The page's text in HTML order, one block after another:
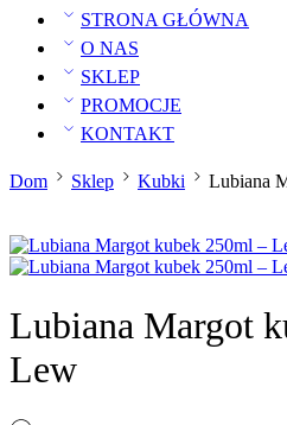
STRONA GŁÓWNA
O NAS
SKLEP
PROMOCJE
KONTAKT
Dom Sklep Kubki Lubiana
Lubiana Margot
Lew